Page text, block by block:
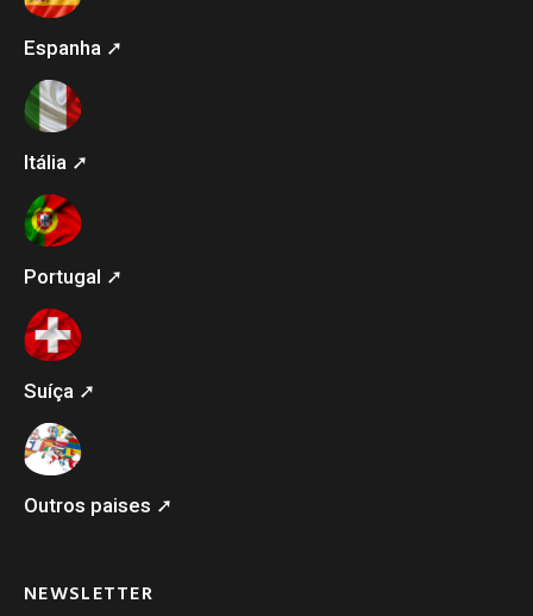
Espanha ➚
Itália ➚
Portugal ➚
Suíça ➚
Outros paises ➚
NEWSLETTER